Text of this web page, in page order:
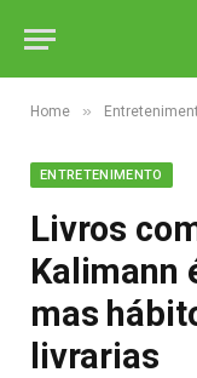
Home »
ENTRETENIMENTO
Livros
Kalimann
mas
livrarias